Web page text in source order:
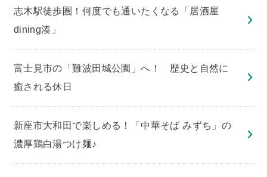
志木駅徒歩圏！何度でも通いたくなる「居酒屋
dining湊」
​富士見市の「難波田城公園」へ！ 歴史と自然に
癒される休日
新座市大和田で楽しめる！「中華そば みずち」の
濃厚鶏白湯つけ麺♪